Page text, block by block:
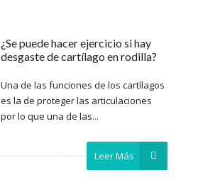
¿Se puede hacer ejercicio si hay
desgaste de cartílago en rodilla?
Una de las funciones de los cartílagos
es la de proteger las articulaciones
por lo que una de las...
Leer Más